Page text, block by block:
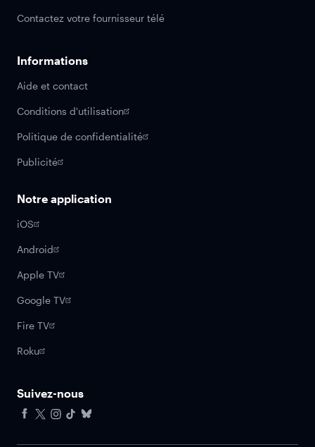
Contactez votre fournisseur télé
Informations
Aide et contact
Conditions d'utilisation
Politique de confidentialité
Publicité
Notre application
iOS
Android
Apple TV
Google TV
Fire TV
Roku
Suivez-nous